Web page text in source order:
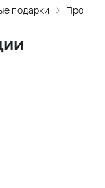
подарки